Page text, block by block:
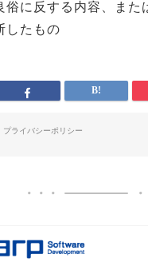
俗に反する内容、また
したもの
プライバシーポリシー